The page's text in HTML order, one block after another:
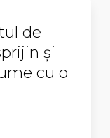
de
şi
cu o